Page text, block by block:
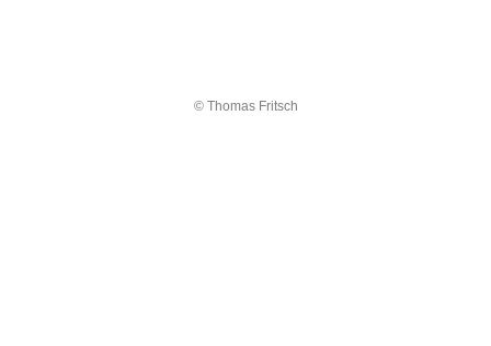
© Thomas Fritsch